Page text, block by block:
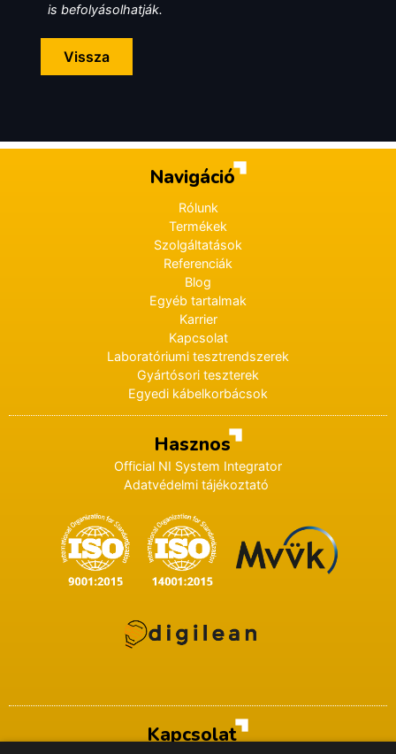
is befolyásolhatják.
Vissza
Navigáció
Rólunk
Termékek
Szolgáltatások
Referenciák
Blog
Egyéb tartalmak
Karrier
Kapcsolat
Laboratóriumi tesztrendszerek
Gyártósori teszterek
Egyedi kábelkorbácsok
Hasznos
Official NI System Integrator
Adatvédelmi tájékoztató
Kapcsolat